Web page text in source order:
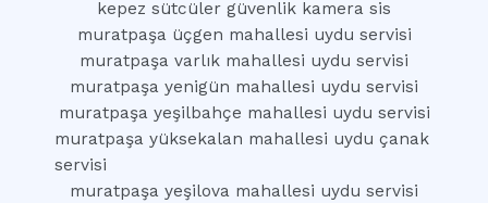
kepez sütcüler güvenlik kamera sis
muratpaşa üçgen mahallesi uydu servisi
muratpaşa varlık mahallesi uydu servisi
muratpaşa yenigün mahallesi uydu servisi
muratpaşa yeşilbahçe mahallesi uydu servisi
muratpaşa yüksekalan mahallesi uydu çanak
servisi
muratpaşa yeşilova mahallesi uydu servisi